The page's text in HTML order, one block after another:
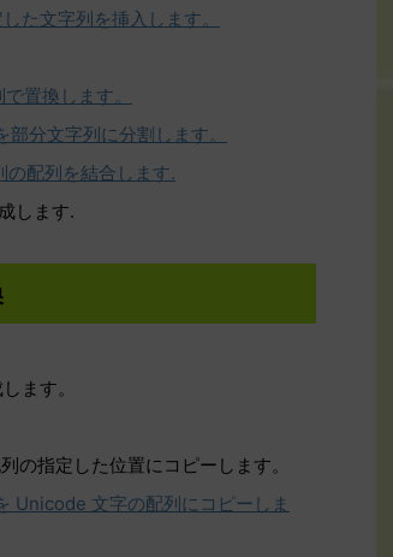
た文字列を挿入します。
置換します。
分文字列に分割します。
の配列を結合します.
します.
ます。
の指定した位置にコピーします。
Unicode 文字の配列にコピーしま